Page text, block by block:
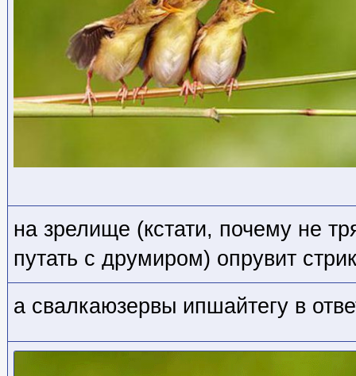
на зрелище (кстати, почему не
путать с друмиром) опрувит
а свалкаюзервы ипшайтегу в